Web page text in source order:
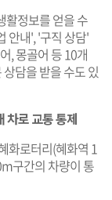
활정보를 얻을 수
안내', '구직 상담'
, 몽골어 등 10개
담을 받을 수도 있
차로 교통 통제
화로터리(혜화역 1
구간의 차량이 통